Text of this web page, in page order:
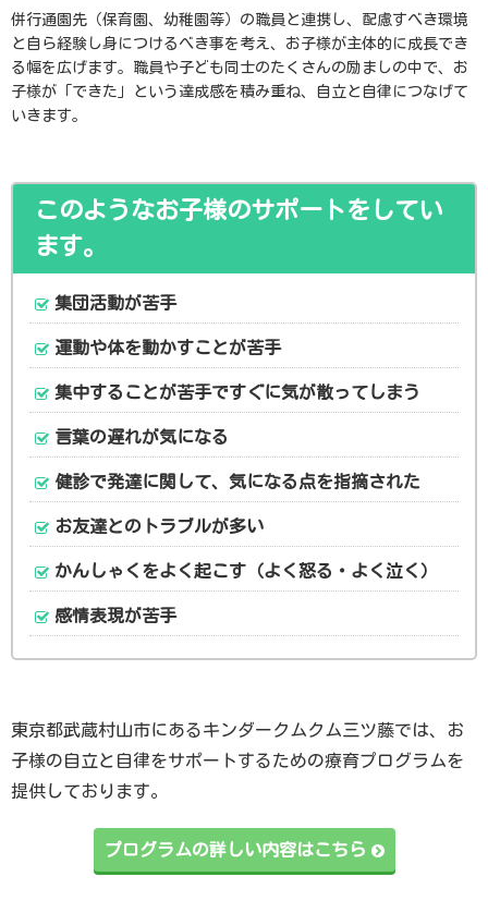
併行通園先（保育園、幼稚園等）の職員と連携し、配慮すべき環境
と自ら経験し身につけるべき事を考え、お子様が主体的に成長でき
る幅を広げます。職員や子ども同士のたくさんの励ましの中で、お
子様が「できた」という達成感を積み重ね、自立と自律につなげて
いきます。
このようなお子様のサポートをしてい
ます。
集団活動が苦手
運動や体を動かすことが苦手
集中することが苦手ですぐに気が散ってしまう
言葉の遅れが気になる
健診で発達に関して、気になる点を指摘された
お友達とのトラブルが多い
かんしゃくをよく起こす（よく怒る・よく泣く）
感情表現が苦手
東京都武蔵村山市にあるキンダークムクム三ツ藤では、お
子様の自立と自律をサポートするための療育プログラムを
提供しております。
プログラムの詳しい内容はこちら